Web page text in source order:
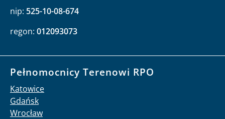
nip: 525-10-08-674
regon: 012093073
Pełnomocnicy Terenowi RPO
Katowice
Gdańsk
Wrocław